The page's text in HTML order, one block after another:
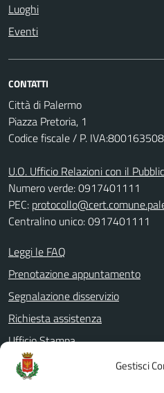
Gestisci
Luoghi
Eventi
CONTATTI
Città di Palermo
Piazza Pretoria, 1
Codice fiscale / P.
U.O. Ufficio Relazioni con il
Numero verde: 0917401111
PEC:
Centralino unico: 0917401111
Leggi le FAQ
Prenotazione appuntamento
Segnalazione disservizio
Richiesta assistenza
Ufficio Stampa
Amministrazione Trasparente
Albo pretorio